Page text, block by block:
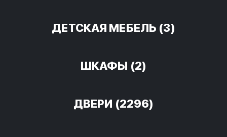
ДЕТСКАЯ МЕБЕЛЬ (3)
ШКАФЫ (2)
ДВЕРИ (2296)